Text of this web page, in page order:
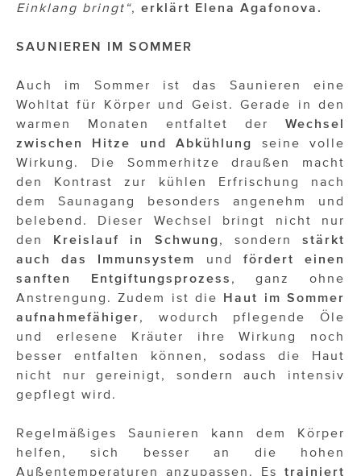
Einklang bringt“, erklärt Elena Agafonova.
SAUNIEREN IM SOMMER
Auch im Sommer ist das Saunieren eine
Wohltat für Körper und Geist. Gerade in den
warmen Monaten entfaltet der Wechsel
zwischen Hitze und Abkühlung
seine volle
Wirkung. Die Sommerhitze draußen macht
den Kontrast zur kühlen Erfrischung nach
dem Saunagang besonders angenehm und
belebend. Dieser Wechsel bringt nicht nur
den Kreislauf in Schwung, sondernstärkt
auch das Immunsystem
und fördert einen
sanften Entgiftungsprozess , ganz ohne
Anstrengung. Zudem ist die Haut im Sommer
aufnahmefähiger, wodurch pflegende Öle
und erlesene Kräuter ihre Wirkung noch
besser entfalten können, sodass die Haut
nicht nur gereinigt, sondern auch intensiv
gepflegt wird.
Regelmäßiges Saunieren kann dem Körper
helfen, sich besser an die hohen
Außentemperaturen anzupassen. Es trainiert